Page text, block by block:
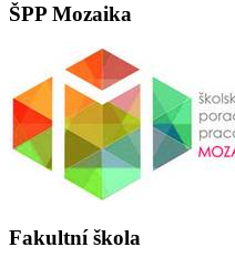
ŠPP Mozaika
Fakultní škola